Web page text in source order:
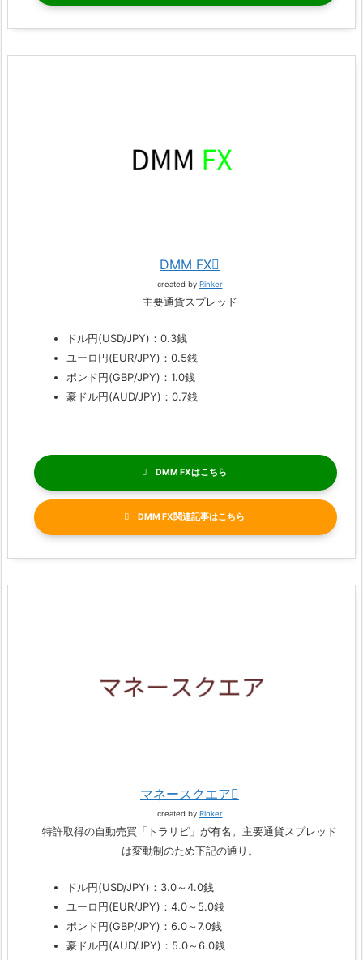
DMM FX
created by Rinker
主要通貨スプレッド
ドル円(USD/JPY)：0.3銭
ユーロ円(EUR/JPY)：0.5銭
ポンド円(GBP/JPY)：1.0銭
豪ドル円(AUD/JPY)：0.7銭
DMM FX
DMM FX関連記事
マネースクエア
created by Rinker
特許取得の自動売買「トラリピ」が有名。主要通貨スプレッド
は変動制のため下記の通り。
ドル円(USD/JPY)：3.0～4.0銭
ユーロ円(EUR/JPY)：4.0～5.0銭
ポンド円(GBP/JPY)：6.0～7.0銭
豪ドル円(AUD/JPY)：5.0～6.0銭